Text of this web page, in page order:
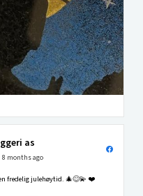
as
8 months ago
fredelig julehøytid. 🎄😊💫 ❤️